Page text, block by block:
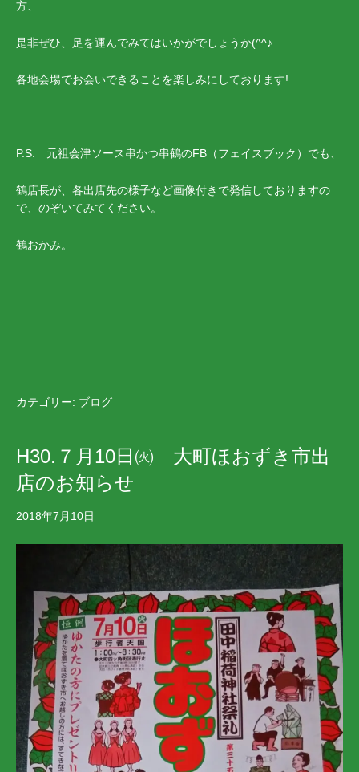
方、
是非ぜひ、足を運んでみてはいかがでしょうか(^^♪
各地会場でお会いできることを楽しみにしております!
P.S. 元祖会津ソース串かつ串鶴のFB（フェイスブック）でも、
鶴店長が、各出店先の様子など画像付きで発信しておりますの
で、のぞいてみてください。
鶴おかみ。
カテゴリー: ブログ
H30.７月10日㈫ 大町ほおずき市出
店のお知らせ
2018年7月10日